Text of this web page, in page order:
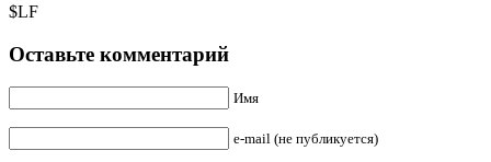
$LF
Оставьте комментарий
Имя
e-mail (не публикуется)